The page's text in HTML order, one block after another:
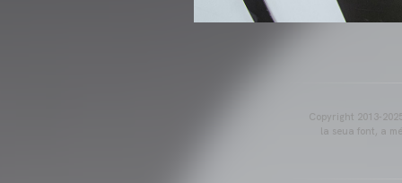
Copyright 2013-
la seua font, a